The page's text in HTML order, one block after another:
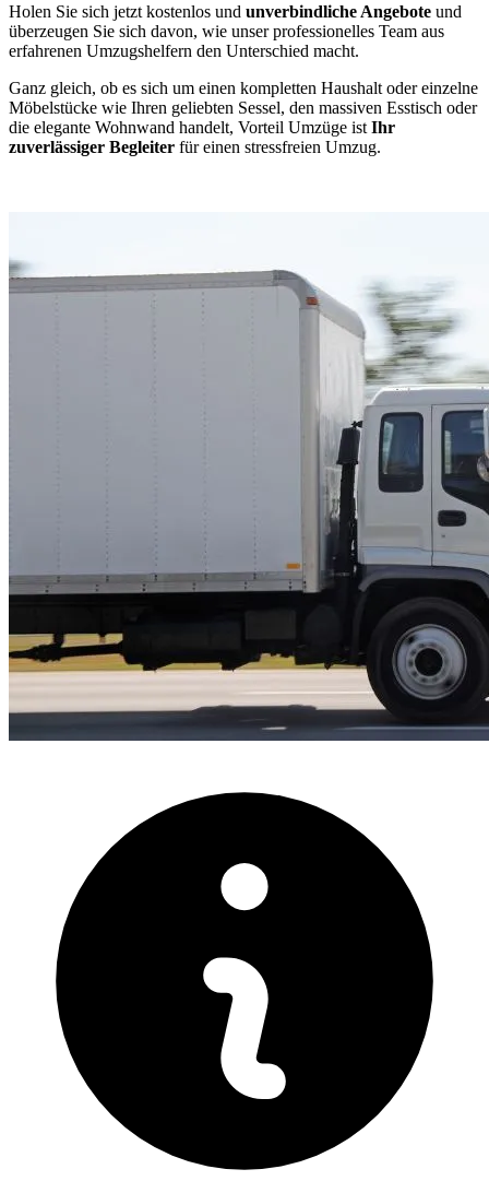
Holen Sie sich jetzt kostenlos und unverbindliche Angebote und
überzeugen Sie sich davon, wie unser professionelles Team aus
erfahrenen Umzugshelfern den Unterschied macht.
Ganz gleich, ob es sich um einen kompletten Haushalt oder einzelne
Möbelstücke wie Ihren geliebten Sessel, den massiven Esstisch oder
die elegante Wohnwand handelt, Vorteil Umzüge ist Ihr
zuverlässiger Begleiter für einen stressfreien Umzug.